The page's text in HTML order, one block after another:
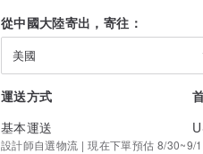
從中國大陸寄出，寄往：
美國
運送方式
基本運送
設計師自選物流 | 現在下單預估 8/30~9/